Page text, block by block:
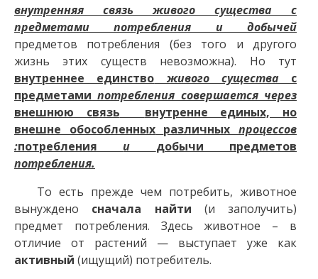
внутренняя связь живого существа с
предметами потребления и добычей
предметов потребления (без того и другого
жизнь этих существ невозможна). Но тут
внутреннее единство живого существа с
предметами потребления совершается через
внешнюю связь
внутренне единых, но
внешне обособленных различныхпроцессов
:потребления и добычи предметов
потребления.
То есть прежде чем потребить, животное
вынуждено сначала найти (и заполучить)
предмет потребления. Здесь животное – в
отличие от растений — выступает уже как
активный (ищущий) потребитель.